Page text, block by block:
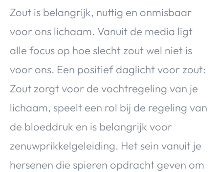
Food & Drinks Health & Beauty Gadgets
Huis & Tuin
Zout is belangrijk, nuttig en onmisbaar
voor ons lichaam. Vanuit de media ligt
alle focus op hoe slecht zout wel niet is
voor ons. Een positief daglicht voor zout:
Zout zorgt voor de vochtregeling van je
lichaam, speelt een rol bij de regeling van
de bloeddruk en is belangrijk voor
zenuwprikkelgeleiding. Het sein vanuit je
hersenen die spieren opdracht geven om